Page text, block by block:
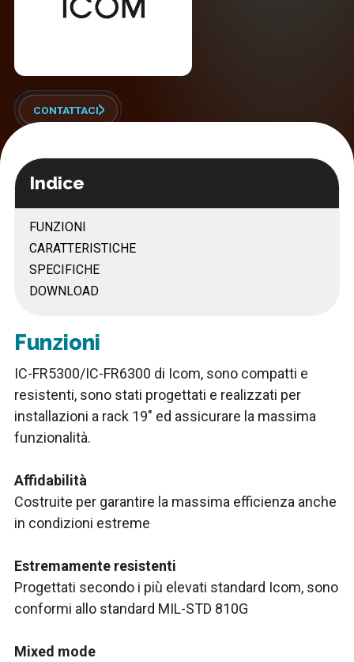
CONTATTACI
Indice
FUNZIONI
CARATTERISTICHE
SPECIFICHE
DOWNLOAD
Funzioni
IC-FR5300/IC-FR6300 di Icom, sono compatti e
resistenti, sono stati progettati e realizzati per
installazioni a rack 19″ ed assicurare la massima
funzionalità.
Affidabilità
Costruite per garantire la massima efficienza anche
in condizioni estreme
Estremamente resistenti
Progettati secondo i più elevati standard Icom, sono
conformi allo standard MIL-STD 810G
Mixed mode